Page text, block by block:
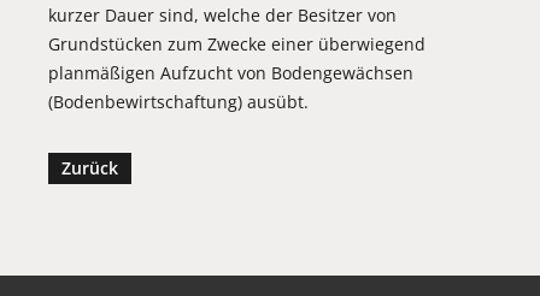
kurzer Dauer sind, welche der Besitzer von
Grundstücken zum Zwecke einer überwiegend
planmäßigen Aufzucht von Bodengewächsen
(Bodenbewirtschaftung) ausübt.
Zurück